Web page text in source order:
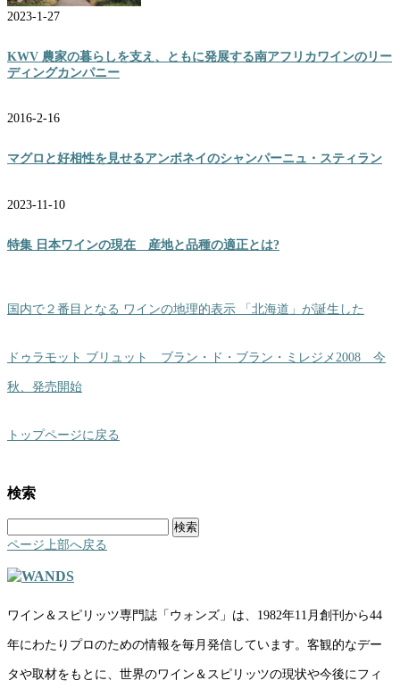
2023-1-27
KWV 農家の暮らしを支え、ともに発展する南アフリカワインのリー
ディングカンパニー
2016-2-16
マグロと好相性を見せるアンボネイのシャンパーニュ・スティラン
2023-11-10
特集 日本ワインの現在 産地と品種の適正とは?
国内で２番目となる ワインの地理的表示 「北海道」が誕生した
ドゥラモット ブリュット ブラン・ド・ブラン・ミレジメ2008 今
秋、発売開始
トップページに戻る
検索
索:
ページ上部へ戻る
ワイン＆スピリッツ専門誌「ウォンズ」は、1982年11月創刊から44
年にわたりプロのための情報を毎月発信しています。客観的なデー
タや取材をもとに、世界のワイン＆スピリッツの現状や今後にフィ